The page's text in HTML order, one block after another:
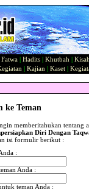
Fatwa Hadits Khutbah
Kajian Kaset|
ke Teman
memberitahukan tentang
Diri Dengan
isi formulir berikut :
:
Anda :
teman Anda :